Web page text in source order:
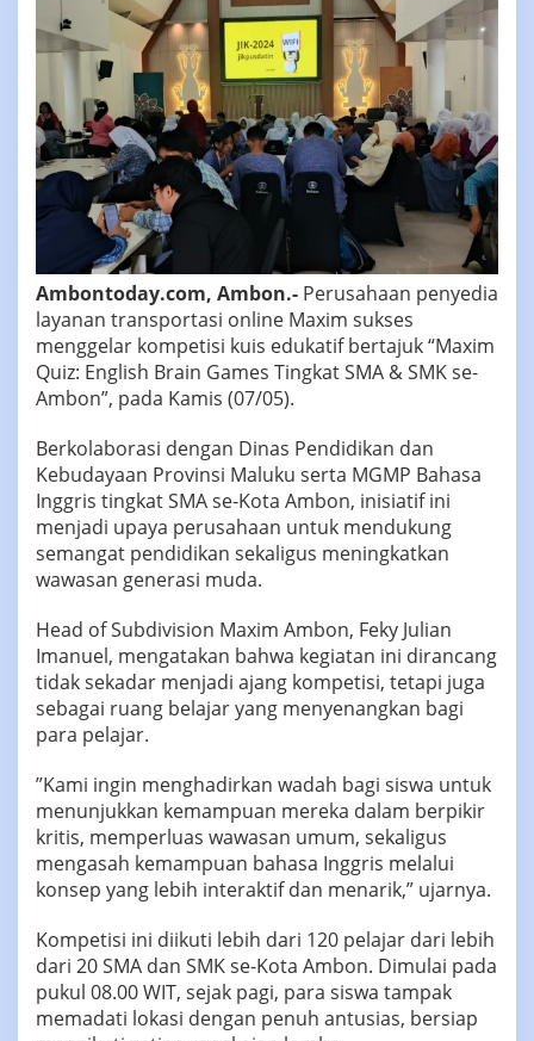
Ambontoday.com, Ambon.- Perusahaan penyedia
layanan transportasi online Maxim sukses
menggelar kompetisi kuis edukatif bertajuk “Maxim
Quiz: English Brain Games Tingkat SMA & SMK se-
Ambon”, pada Kamis (07/05).
‎Berkolaborasi dengan Dinas Pendidikan dan
Kebudayaan Provinsi Maluku serta MGMP Bahasa
Inggris tingkat SMA se-Kota Ambon, inisiatif ini
menjadi upaya perusahaan untuk mendukung
semangat pendidikan sekaligus meningkatkan
wawasan generasi muda.
‎‎Head of Subdivision Maxim Ambon, Feky Julian
Imanuel, mengatakan bahwa kegiatan ini dirancang
tidak sekadar menjadi ajang kompetisi, tetapi juga
sebagai ruang belajar yang menyenangkan bagi
para pelajar.
‎‎”Kami ingin menghadirkan wadah bagi siswa untuk
menunjukkan kemampuan mereka dalam berpikir
kritis, memperluas wawasan umum, sekaligus
mengasah kemampuan bahasa Inggris melalui
konsep yang lebih interaktif dan menarik,” ujarnya.
‎Kompetisi ini diikuti lebih dari 120 pelajar dari lebih
dari 20 SMA dan SMK se-Kota Ambon. Dimulai pada
pukul 08.00 WIT, sejak pagi, para siswa tampak
memadati lokasi dengan penuh antusias, bersiap